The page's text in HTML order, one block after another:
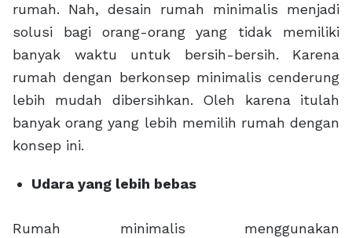
rumah. Nah, desain rumah minimalis menjadi
solusi bagi orang-orang yang tidak memiliki
banyak waktu untuk bersih-bersih. Karena
rumah dengan berkonsep minimalis cenderung
lebih mudah dibersihkan. Oleh karena itulah
banyak orang yang lebih memilih rumah dengan
konsep ini.
Udara yang lebih bebas
Rumah minimalis menggunakan